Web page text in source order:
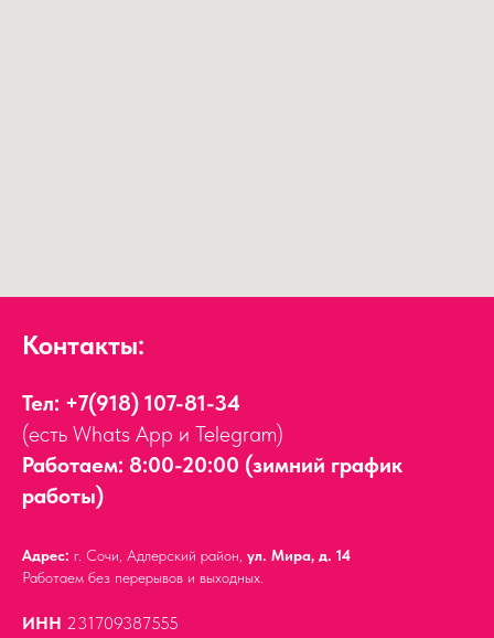
Контакты:
Тел: +7(918) 107-81-34
(есть Whats App и Telegram)
Работаем: 8:00-20:00 (зимний график
работы)
Адрес: г. Сочи, Адлерский район, ул. Мира, д. 14
Работаем без перерывов и выходных.
ИНН 231709387555